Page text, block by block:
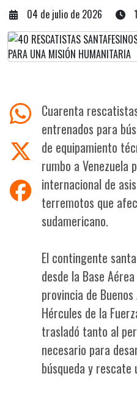
04 de julio de 2026
Cuarenta
entrenados para
de equipamiento
rumbo a Venezuela
internacional de
terremotos que
sudamericano.
El contingente
desde la Base
provincia de
Hércules de la
trasladó tanto al
necesario para
búsqueda y rescate